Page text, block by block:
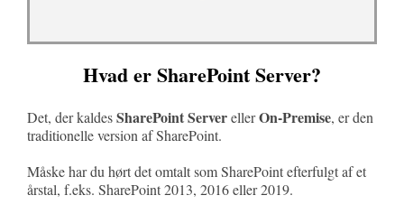
Hvad er SharePoint Server?
Det, der kaldesSharePoint ServerellerOn-Premise, er den
traditionelle version af SharePoint.
Måske har du hørt det omtalt som SharePoint efterfulgt af et
årstal, f.eks. SharePoint 2013, 2016 eller 2019.